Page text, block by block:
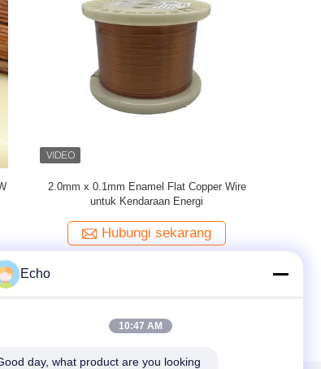
Kawat Tembaga Berliku Magnet Persegi
Panjang/Datar Beremail Ultra Halus 0.1Mm
Hubungi sekarang
Echo
10:47 AM
day, what product are you looking